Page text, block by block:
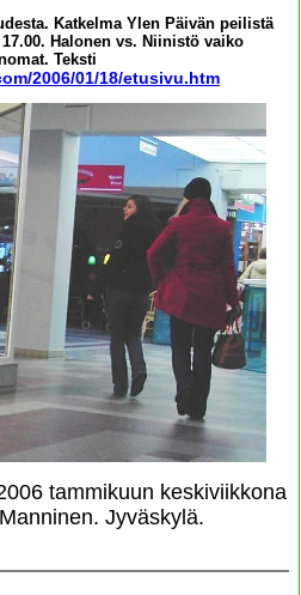
Katkelma Ylen Päivän peilistä
Halonen vs. Niinistö vaiko
Teksti
2006/01/18/etusivu.htm
tammikuun keskiviikkona
Jyväskylä.